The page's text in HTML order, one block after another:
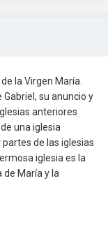
la Virgen María.
su anuncio y
anteriores
una iglesia
de las iglesias
iglesia es la
de María y la